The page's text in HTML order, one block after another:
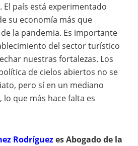
país está experimentado
su economía más que
la pandemia. Es importante
del sector turístico
nuestras fortalezas. Los
de cielos abiertos no se
pero sí en un mediano
lo que más hace falta es
Rodríguezes Abogado de la